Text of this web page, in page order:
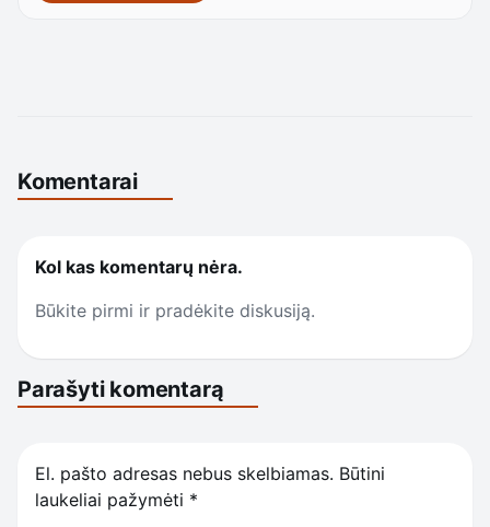
Komentarai
Kol kas komentarų nėra.
Būkite pirmi ir pradėkite diskusiją.
Parašyti komentarą
El. pašto adresas nebus skelbiamas. Būtini
laukeliai pažymėti *